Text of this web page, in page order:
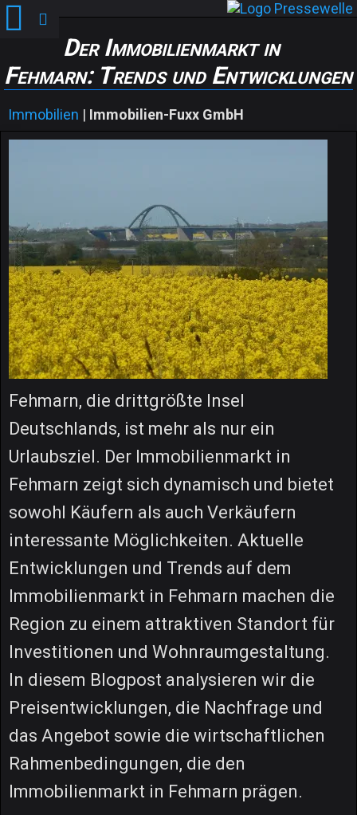
Der Immobilienmarkt in
Fehmarn: Trends und Entwicklungen
Immobilien | Immobilien-Fuxx GmbH
Fehmarn, die drittgrößte Insel
Deutschlands, ist mehr als nur ein
Urlaubsziel. Der Immobilienmarkt in
Fehmarn zeigt sich dynamisch und bietet
sowohl Käufern als auch Verkäufern
interessante Möglichkeiten. Aktuelle
Entwicklungen und Trends auf dem
Immobilienmarkt in Fehmarn machen die
Region zu einem attraktiven Standort für
Investitionen und Wohnraumgestaltung.
In diesem Blogpost analysieren wir die
Preisentwicklungen, die Nachfrage und
das Angebot sowie die wirtschaftlichen
Rahmenbedingungen, die den
Immobilienmarkt in Fehmarn prägen.